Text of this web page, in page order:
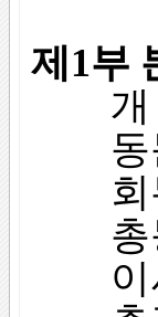
제1부
개
동
회
총
이